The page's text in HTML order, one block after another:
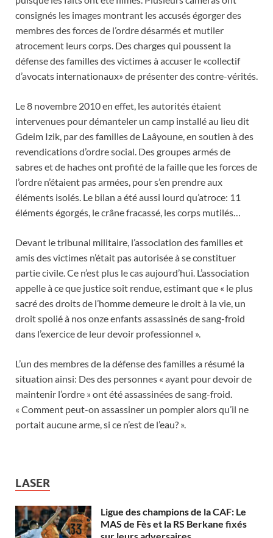
consignés les images montrant les accusés égorger des
membres des forces de l’ordre désarmés et mutiler
atrocement leurs corps. Des charges qui poussent la
défense des familles des victimes à accuser le «collectif
d’avocats internationaux» de présenter des contre-vérités.
Le 8 novembre 2010 en effet, les autorités étaient
intervenues pour démanteler un camp installé au lieu dit
Gdeim Izik, par des familles de Laâyoune, en soutien à des
revendications d’ordre social. Des groupes armés de
sabres et de haches ont profité de la faille que les forces de
l’ordre n’étaient pas armées, pour s’en prendre aux
éléments isolés. Le bilan a été aussi lourd qu’atroce: 11
éléments égorgés, le crâne fracassé, les corps mutilés…
Devant le tribunal militaire, l’association des familles et
amis des victimes n’était pas autorisée à se constituer
partie civile. Ce n’est plus le cas aujourd’hui. L’association
appelle à ce que justice soit rendue, estimant que « le plus
sacré des droits de l’homme demeure le droit à la vie, un
droit spolié à nos onze enfants assassinés de sang-froid
dans l’exercice de leur devoir professionnel ».
L’un des membres de la défense des familles a résumé la
situation ainsi: Des des personnes « ayant pour devoir de
maintenir l’ordre » ont été assassinées de sang-froid.
« Comment peut-on assassiner un pompier alors qu’il ne
portait aucune arme, si ce n’est de l’eau? ».
LASER
Ligue des champions de la CAF: Le
MAS de Fès et la RS Berkane fixés